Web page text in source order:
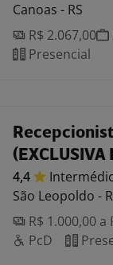
Canoas - RS
R$ 2.067,00
Presencial
(EXCLUSIVA
4,4
São Leopoldo -
R$ 1.000,00 a
PcD